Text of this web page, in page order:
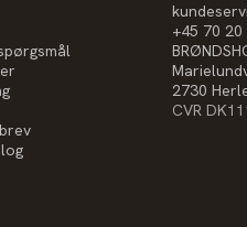
+45 70 20
2730
CVR